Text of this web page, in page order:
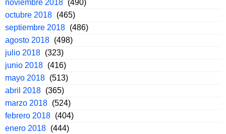
noviembre 2018 (490)
octubre 2018 (465)
septiembre 2018 (486)
agosto 2018 (498)
julio 2018 (323)
junio 2018 (416)
mayo 2018 (513)
abril 2018 (365)
marzo 2018 (524)
febrero 2018 (404)
enero 2018 (444)